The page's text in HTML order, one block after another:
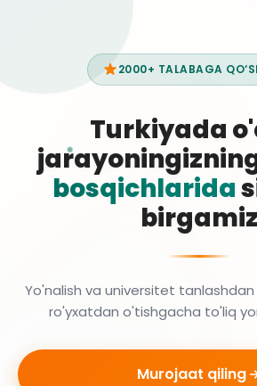
2000+ TALABAGA
Turkiyada
bosqichlarida
birgamiz
Yo'nalish va universitet
ro'yxatdan o'tishgacha to'liq
Murojaat qiling